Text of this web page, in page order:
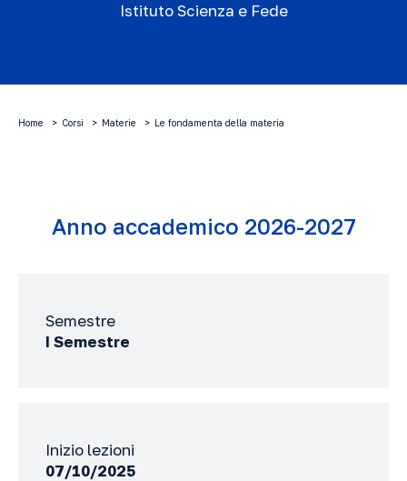
Istituto Scienza e Fede
Home Corsi Materie Le fondamenta della materia
Anno accademico 2026-2027
Semestre
I Semestre
Inizio lezioni
07/10/2025